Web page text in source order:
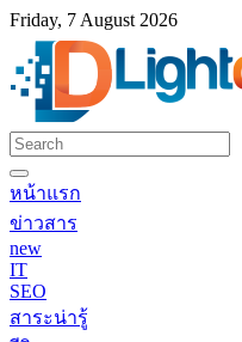
Friday, 7 August 2026
หน้าแรก
ข่าวสาร
new
IT
SEO
สาระน่ารู้